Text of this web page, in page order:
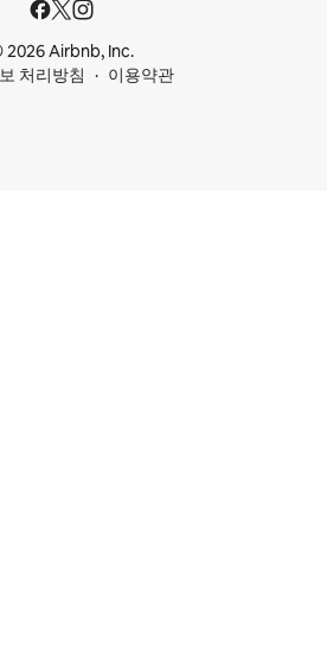
2026 Airbnb, Inc.
처리방침
이용약관